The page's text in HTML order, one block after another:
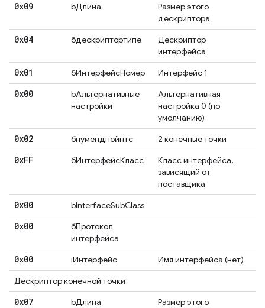
0x09 bДлина
Размер этого
дескриптора
0x04 бдескриптортипе
Дескриптор
интерфейса
0x01 бИнтерфейсНомер Интерфейс 1
0x00
bАльтернативные
настройки
Альтернативная
настройка 0 (по
умолчанию)
0x02 бнумендпойнтс 2 конечные точки
0xFF бИнтерфейсКласс
Класс интерфейса,
зависящий от
поставщика
0x00 bInterfaceSubClass
0x00
бПротокол
интерфейса
0x00 iИнтерфейс
Имя интерфейса (нет)
Дескриптор конечной точки
0x07 bДлина
Размер этого